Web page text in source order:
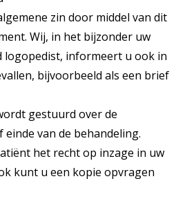
zin door middel van dit
Wij, in het bijzonder uw
logopedist, informeert u ook in
bijvoorbeeld als een brief
gestuurd over de
van de behandeling.
het recht op inzage in uw
kunt u een kopie opvragen